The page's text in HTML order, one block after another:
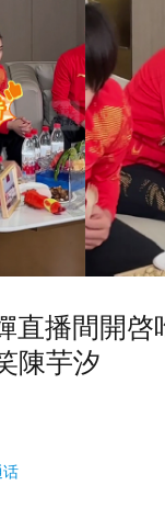
直播間開啓
陳芋汐